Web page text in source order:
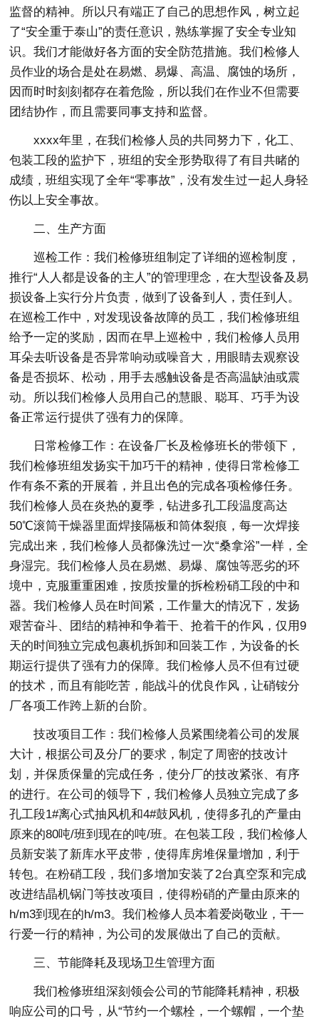
监督的精神。所以只有端正了自己的思想作风，树立起
了“安全重于泰山”的责任意识，熟练掌握了安全专业知
识。我们才能做好各方面的安全防范措施。我们检修人
员作业的场合是处在易燃、易爆、高温、腐蚀的场所，
因而时时刻刻都存在着危险，所以我们在作业不但需要
团结协作，而且需要同事支持和监督。
xxxx年里，在我们检修人员的共同努力下，化工、
包装工段的监护下，班组的安全形势取得了有目共睹的
成绩，班组实现了全年“零事故”，没有发生过一起人身轻
伤以上安全事故。
二、生产方面
巡检工作：我们检修班组制定了详细的巡检制度，
推行“人人都是设备的主人”的管理理念，在大型设备及易
损设备上实行分片负责，做到了设备到人，责任到人。
在巡检工作中，对发现设备故障的员工，我们检修班组
给予一定的奖励，因而在早上巡检中，我们检修人员用
耳朵去听设备是否异常响动或噪音大，用眼睛去观察设
备是否损坏、松动，用手去感触设备是否高温缺油或震
动。所以我们检修人员用自己的慧眼、聪耳、巧手为设
备正常运行提供了强有力的保障。
日常检修工作：在设备厂长及检修班长的带领下，
我们检修班组发扬实干加巧干的精神，使得日常检修工
作有条不紊的开展着，并且出色的完成各项检修任务。
我们检修人员在炎热的夏季，钻进多孔工段温度高达
50℃滚筒干燥器里面焊接隔板和筒体裂痕，每一次焊接
完成出来，我们检修人员都像洗过一次“桑拿浴”一样，全
身湿完。我们检修人员在易燃、易爆、腐蚀等恶劣的环
境中，克服重重困难，按质按量的拆检粉硝工段的中和
器。我们检修人员在时间紧，工作量大的情况下，发扬
艰苦奋斗、团结的精神和争着干、抢着干的作风，仅用9
天的时间独立完成包裹机拆卸和回装工作，为设备的长
期运行提供了强有力的保障。我们检修人员不但有过硬
的技术，而且有能吃苦，能战斗的优良作风，让硝铵分
厂各项工作跨上新的台阶。
技改项目工作：我们检修人员紧围绕着公司的发展
大计，根据公司及分厂的要求，制定了周密的技改计
划，并保质保量的完成任务，使分厂的技改紧张、有序
的进行。在公司的领导下，我们检修人员独立完成了多
孔工段1#离心式抽风机和4#鼓风机，使得多孔的产量由
原来的80吨/班到现在的吨/班。在包装工段，我们检修人
员新安装了新库水平皮带，使得库房堆保量增加，利于
转包。在粉硝工段，我们多增加安装了2台真空泵和完成
改进结晶机锅门等技改项目，使得粉硝的产量由原来的
h/m3到现在的h/m3。我们检修人员本着爱岗敬业，干一
行爱一行的精神，为公司的发展做出了自己的贡献。
三、节能降耗及现场卫生管理方面
我们检修班组深刻领会公司的节能降耗精神，积极
响应公司的口号，从“节约一个螺栓，一个螺帽，一个垫